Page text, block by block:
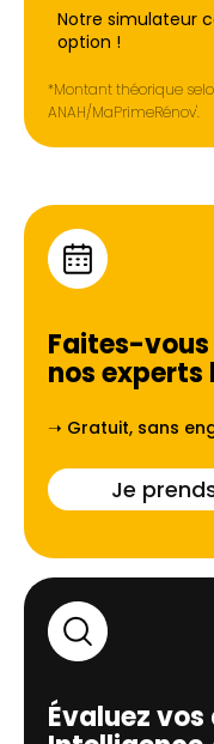
Notre simulateur
option !
*Montant théorique
ANAH/MaPrimeRénov'.
Faites-
nos experts
➝ Gratuit, sans
Je
Évaluez